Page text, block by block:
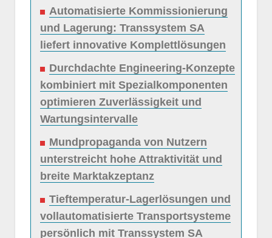
Automatisierte Kommissionierung
und Lagerung: Transsystem SA
liefert innovative Komplettlösungen
Durchdachte Engineering-Konzepte
kombiniert mit Spezialkomponenten
optimieren Zuverlässigkeit und
Wartungsintervalle
Mundpropaganda von Nutzern
unterstreicht hohe Attraktivität und
breite Marktakzeptanz
Tieftemperatur-Lagerlösungen und
vollautomatisierte Transportsysteme
persönlich mit Transsystem SA